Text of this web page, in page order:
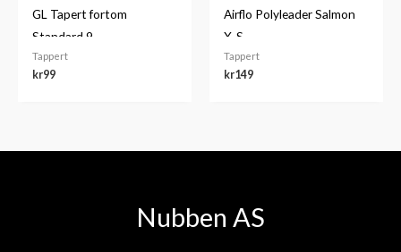
GL Tapert fortom
Standard 9
Tappert
kr99
Airflo Polyleader Salmon
X-S
Tappert
kr149
Nubben AS